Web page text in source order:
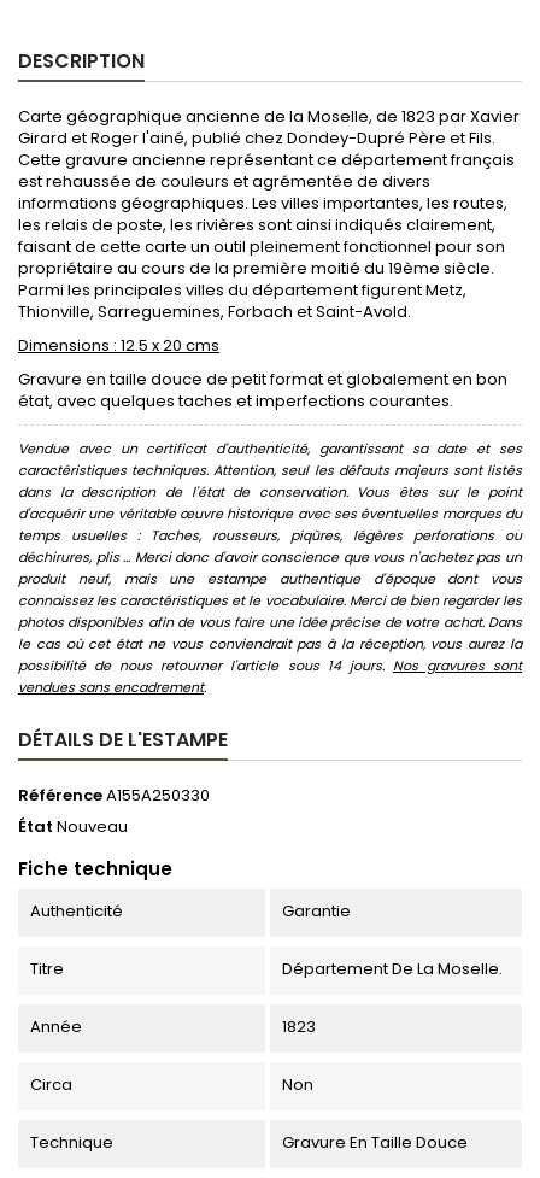
DESCRIPTION
Carte géographique ancienne de la Moselle, de 1823 par Xavier
Girard et Roger l'ainé, publié chez Dondey-Dupré Père et Fils.
Cette gravure ancienne représentant ce département français
est rehaussée de couleurs et agrémentée de divers
informations géographiques. Les villes importantes, les routes,
les relais de poste, les rivières sont ainsi indiqués clairement,
faisant de cette carte un outil pleinement fonctionnel pour son
propriétaire au cours de la première moitié du 19ème siècle.
Parmi les principales villes du département figurent Metz,
Thionville, Sarreguemines, Forbach et Saint-Avold.
Dimensions : 12.5 x 20 cms
Gravure en taille douce de petit format et globalement en bon
état, avec quelques taches et imperfections courantes.
Vendue avec un certificat d'authenticité, garantissant sa date et ses
caractéristiques techniques. Attention, seul les défauts majeurs sont listés
dans la description de l'état de conservation. Vous êtes sur le point
d'acquérir une véritable œuvre historique avec ses éventuelles marques du
temps usuelles : Taches, rousseurs, piqûres, légères perforations ou
déchirures, plis ... Merci donc d'avoir conscience que vous n'achetez pas un
produit neuf, mais une estampe authentique d'époque dont vous
connaissez les caractéristiques et le vocabulaire. Merci de bien regarder les
photos disponibles afin de vous faire une idée précise de votre achat. Dans
le cas où cet état ne vous conviendrait pas à la réception, vous aurez la
possibilité de nous retourner l'article sous 14 jours. Nos gravures sont
vendues sans encadrement.
DÉTAILS DE L'ESTAMPE
RéférenceA155A250330
État Nouveau
Fiche technique
Authenticité Garantie
Titre Département De La Moselle.
Année 1823
Circa Non
Technique Gravure En Taille Douce